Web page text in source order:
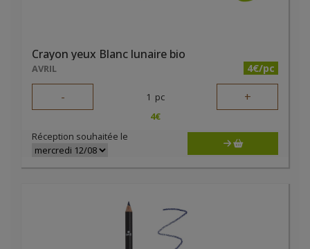
Crayon yeux Blanc lunaire bio
AVRIL 4€/pc
- 1 pc +
4€
Réception souhaitée le